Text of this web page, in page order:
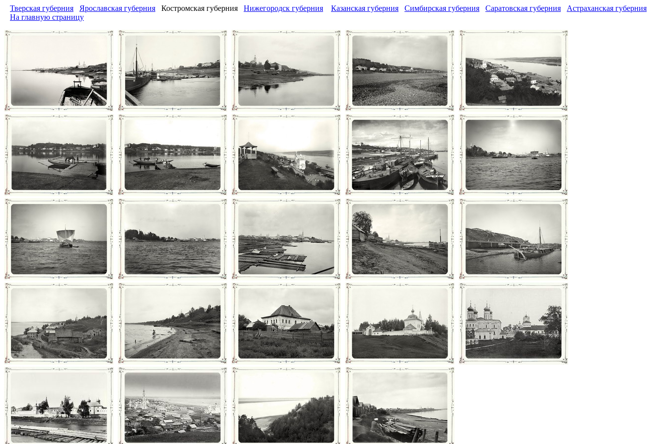
Тверская губерния Ярославская губерния Костромская губерния Нижегородск губерния Казанская губерния Симбирская губерния Саратовская губерния
Астраханская губерния
На главную страницу